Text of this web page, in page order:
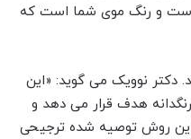
و رنگ موی شما است که
دکتر نوویک می گوید: «این
هدف قرار می دهد و
“این روش توصیه شده ترجیحی